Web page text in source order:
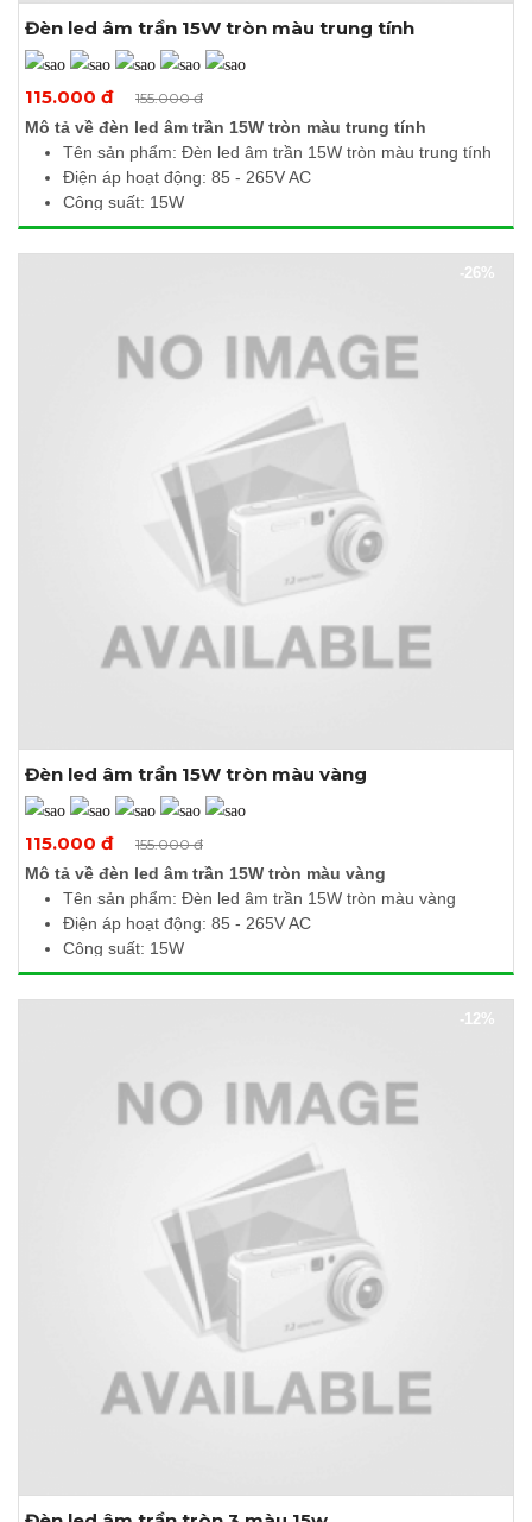
Xem thêm ảnh
Đèn led âm trần 15W tròn màu trung tính
115.000 đ 155.000 đ
Mô tả về đèn led âm trần 15W tròn màu trung tính
Tên sản phẩm: Đèn led âm trần 15W tròn màu trung tính
Điện áp hoạt động: 85 - 265V AC
Công suất: 15W
Quang thông: 1500Lm
Nhiệt độ màu: 4000 - 4500K
-26%
Xem thêm ảnh
Đèn led âm trần 15W tròn màu vàng
115.000 đ 155.000 đ
Mô tả về đèn led âm trần 15W tròn màu vàng
Tên sản phẩm: Đèn led âm trần 15W tròn màu vàng
Điện áp hoạt động: 85 - 265V AC
Công suất: 15W
Quang thông: 1425Lm
Nhiệt độ màu: 3000 - 3500K
-12%